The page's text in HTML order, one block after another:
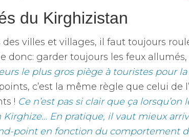
du Kirghizistan
des villes et villages, il faut toujours
donc: garder toujours les feux
le plus gros piège à touristes pour
c’est la même règle que celui de
! Ce n’est pas si clair que ça
Kirghize… En pratique, il vaut mieux
point en fonction du comportement